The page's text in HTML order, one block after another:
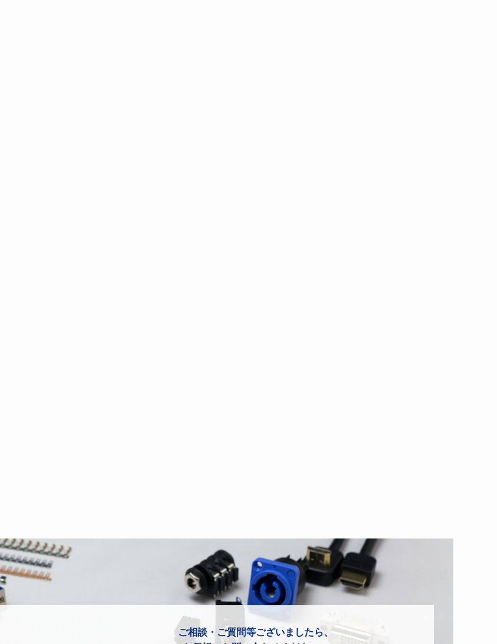
ご相談・ご質問等ございましたら、